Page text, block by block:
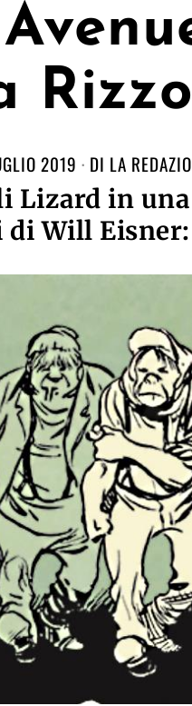
2019 DI LA
Lizard in
Will Eisner: